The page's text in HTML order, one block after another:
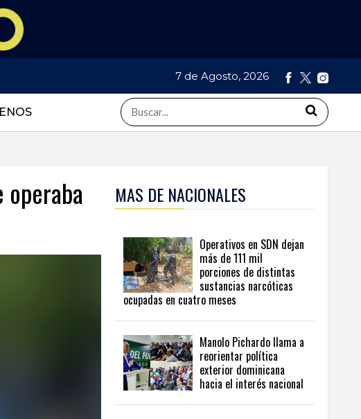
7 de Agosto, 2026
MAS DE NACIONALES
Operativos en SDN dejan
más de 111 mil
porciones de distintas
sustancias narcóticas
ocupadas en cuatro meses
Manolo Pichardo llama a
reorientar política
exterior dominicana
hacia el interés nacional